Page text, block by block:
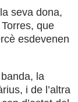
seva dona,
que
esdevenen
la
i de l’altra